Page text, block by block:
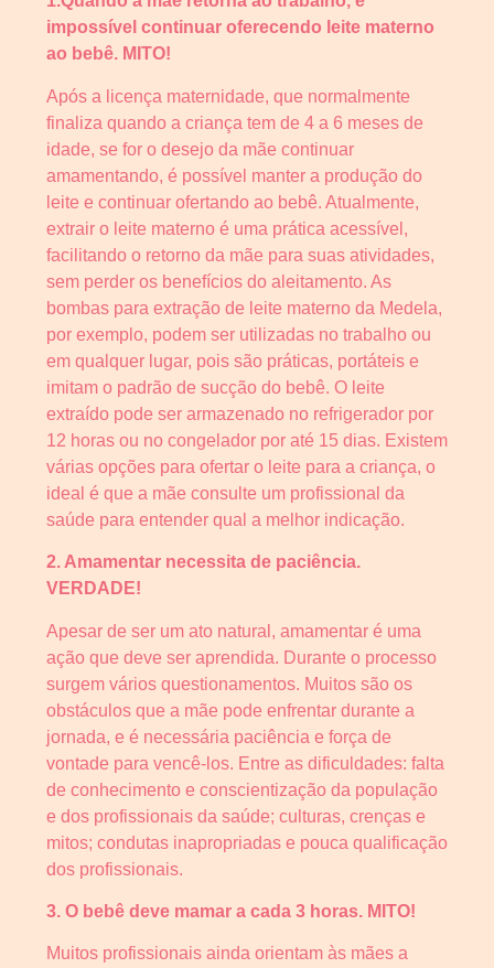
impossível continuar oferecendo leite materno
ao bebê. MITO!
Após a licença maternidade, que normalmente
finaliza quando a criança tem de 4 a 6 meses de
idade, se for o desejo da mãe continuar
amamentando, é possível manter a produção do
leite e continuar ofertando ao bebê. Atualmente,
extrair o leite materno é uma prática acessível,
facilitando o retorno da mãe para suas atividades,
sem perder os benefícios do aleitamento. As
bombas para extração de leite materno da Medela,
por exemplo, podem ser utilizadas no trabalho ou
em qualquer lugar, pois são práticas, portáteis e
imitam o padrão de sucção do bebê. O leite
extraído pode ser armazenado no refrigerador por
12 horas ou no congelador por até 15 dias. Existem
várias opções para ofertar o leite para a criança, o
ideal é que a mãe consulte um profissional da
saúde para entender qual a melhor indicação.
2. Amamentar necessita de paciência.
VERDADE!
Apesar de ser um ato natural, amamentar é uma
ação que deve ser aprendida. Durante o processo
surgem vários questionamentos. Muitos são os
obstáculos que a mãe pode enfrentar durante a
jornada, e é necessária paciência e força de
vontade para vencê-los. Entre as dificuldades: falta
de conhecimento e conscientização da população
e dos profissionais da saúde; culturas, crenças e
mitos; condutas inapropriadas e pouca qualificação
dos profissionais.
3. O bebê deve mamar a cada 3 horas. MITO!
Muitos profissionais ainda orientam às mães a